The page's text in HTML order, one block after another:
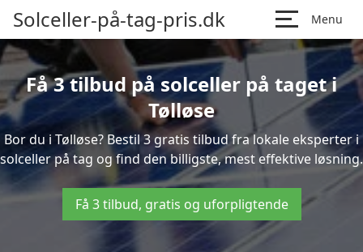
Solceller-på-tag-pris.dk Menu
Få 3 tilbud på solceller på taget i
Tølløse
Bor du i Tølløse? Bestil 3 gratis tilbud fra lokale eksperter i
solceller på tag og find den billigste, mest effektive løsning.
Få 3 tilbud, gratis og uforpligtende